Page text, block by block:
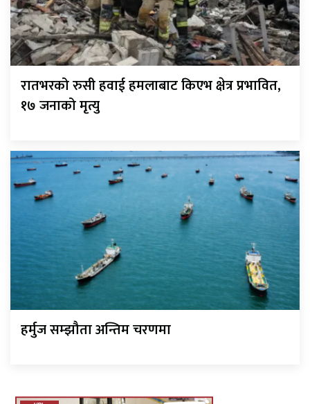
रातभरको रुसी हवाई हमलाबाट किएभ क्षेत्र प्रभावित,
१७ जनाको मृत्यु
हर्मुज सम्झौता अन्तिम चरणमा